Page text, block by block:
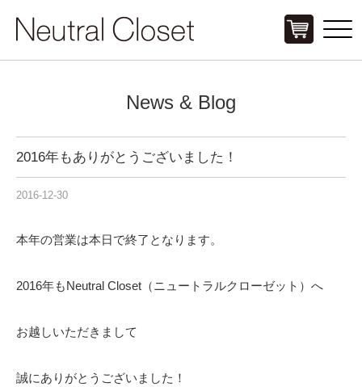
Click
News & Blog
2016年もありがとうございました！
2016-12-30
本年の営業は本日で終了となります。
2016年もNeutral Closet（ニュートラルクローゼット）へ
お越しいただきまして
誠にありがとうございました！